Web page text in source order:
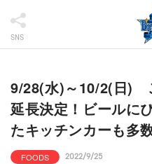
SNS
9/28(水)～10/2(日)
延長決定！ビールに
たキッチンカーも多
FOODS 2022/9/25